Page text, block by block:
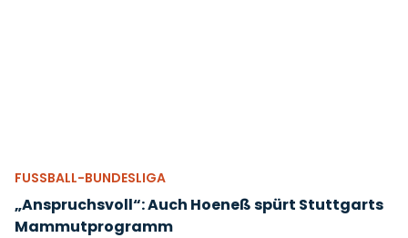
FUSSBALL-BUNDESLIGA
„Anspruchsvoll“: Auch Hoeneß spürt Stuttgarts
Mammutprogramm